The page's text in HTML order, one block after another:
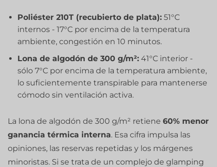
Poliéster 210T (recubierto de plata): 51°C
internos - 17°C por encima de la temperatura
ambiente, congestión en 10 minutos.
Lona de algodón de 300 g/m²: 41°C interior -
sólo 7°C por encima de la temperatura ambiente,
lo suficientemente transpirable para mantenerse
cómodo sin ventilación activa.
La lona de algodón de 300 g/m² retiene 60% menor
ganancia térmica interna. Esa cifra impulsa las
opiniones, las reservas repetidas y los márgenes
minoristas. Si se trata de un complejo de glamping